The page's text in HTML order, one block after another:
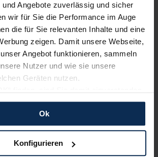
Angebote zuverlässig und sicher
wir für Sie die Performance im Auge
die für Sie relevanten Inhalte und eine
zeigen. Damit unsere Webseite,
Angebot funktionieren, sammeln
Nutzer und wie sie unsere
Geräten nutzen.
Cookies für unseren Service zu
Daten an Dritte weiterzugeben,
Falls Sie dem nicht
beschränken wir uns auf die
Ok
Konfigurieren
II (Test 2022): Springt der Funke diesmal
II (Test 2022): Springt der Funke diesmal
II (Test 2022): Springt der Funke diesmal
II (Test 2022): Springt der Funke diesmal
II (Test 2022): Springt der Funke diesmal
II (Test 2022): Springt der Funke diesmal
II (Test 2022): Springt der Funke diesmal